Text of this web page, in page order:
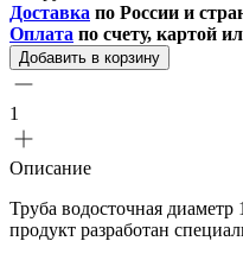
Доставка по России и
Оплата по счету, картой
Добавить в корзину
1
Описание
Труба водосточная
продукт разработан